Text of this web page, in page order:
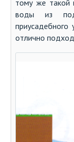
тому же такой
воды из
отлично